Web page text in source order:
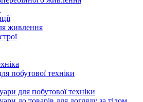
живлення
побутової техніки
для побутової техніки